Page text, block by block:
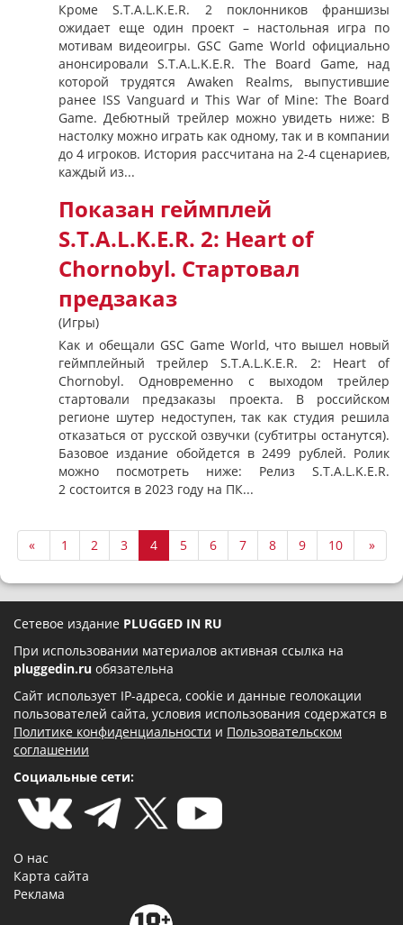
Кроме S.T.A.L.K.E.R. 2 поклонников франшизы
ожидает еще один проект – настольная игра по
мотивам видеоигры. GSC Game World официально
анонсировали S.T.A.L.K.E.R. The Board Game, над
которой трудятся Awaken Realms, выпустившие
ранее ISS Vanguard и This War of Mine: The Board
Game. Дебютный трейлер можно увидеть ниже: В
настолку можно играть как одному, так и в компании
до 4 игроков. История рассчитана на 2-4 сценариев,
каждый из...
Показан геймплей
S.T.A.L.K.E.R. 2: Heart of
Chornobyl. Стартовал
предзаказ
(Игры)
Как и обещали GSC Game World, что вышел новый
геймплейный трейлер S.T.A.L.K.E.R. 2: Heart of
Chornobyl. Одновременно с выходом трейлер
стартовали предзаказы проекта. В российском
регионе шутер недоступен, так как студия решила
отказаться от русской озвучки (субтитры останутся).
Базовое издание обойдется в 2499 рублей. Ролик
можно посмотреть ниже: Релиз S.T.A.L.K.E.R.
2 состоится в 2023 году на ПК...
« 1 2 3 4 5 6 7 8 9 10 »
Сетевое издание PLUGGED IN RU
При использовании материалов активная ссылка на
pluggedin.ru обязательна
Сайт использует IP-адреса, cookie и данные геолокации
пользователей сайта, условия использования содержатся в
Политике конфиденциальности и Пользовательском
соглашении
Социальные сети:
О нас
Карта сайта
Реклама